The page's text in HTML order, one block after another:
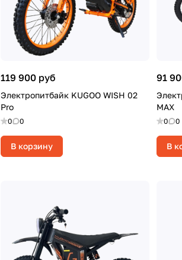
119 900 руб
Электропитбайк KUGOO WISH 02
Pro
0 0
В корзину
91
MAX
0 0
В